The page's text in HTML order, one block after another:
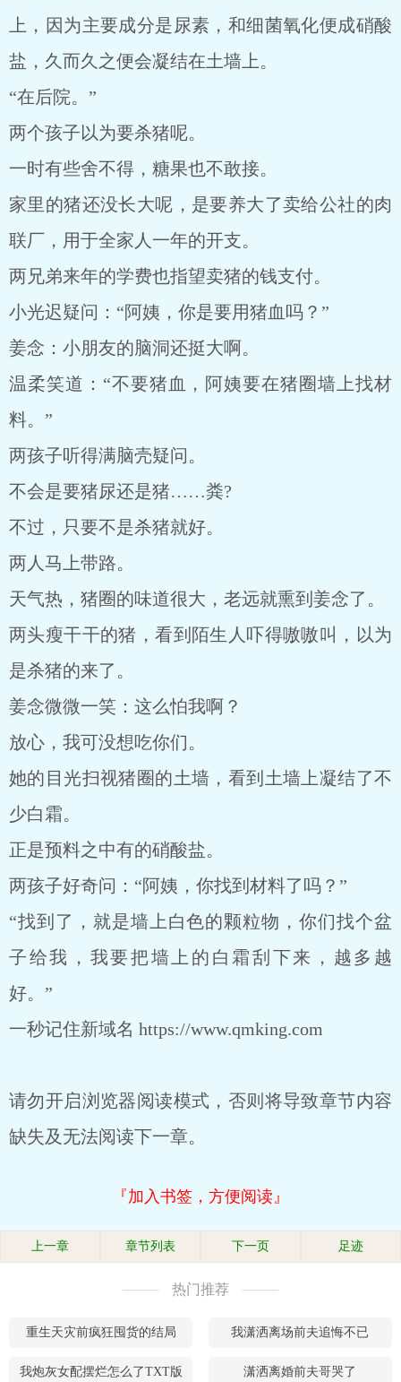
上，因为主要成分是尿素，和细菌氧化便成硝酸
盐，久而久之便会凝结在土墙上。
“在后院。”
两个孩子以为要杀猪呢。
一时有些舍不得，糖果也不敢接。
家里的猪还没长大呢，是要养大了卖给公社的肉
联厂，用于全家人一年的开支。
两兄弟来年的学费也指望卖猪的钱支付。
小光迟疑问：“阿姨，你是要用猪血吗？”
姜念：小朋友的脑洞还挺大啊。
温柔笑道：“不要猪血，阿姨要在猪圈墙上找材
料。”
两孩子听得满脑壳疑问。
不会是要猪尿还是猪……粪?
不过，只要不是杀猪就好。
两人马上带路。
天气热，猪圈的味道很大，老远就熏到姜念了。
两头瘦干干的猪，看到陌生人吓得嗷嗷叫，以为
是杀猪的来了。
姜念微微一笑：这么怕我啊？
放心，我可没想吃你们。
她的目光扫视猪圈的土墙，看到土墙上凝结了不
少白霜。
正是预料之中有的硝酸盐。
两孩子好奇问：“阿姨，你找到材料了吗？”
“找到了，就是墙上白色的颗粒物，你们找个盆
子给我，我要把墙上的白霜刮下来，越多越
好。”
一秒记住新域名 https://www.qmking.com
请勿开启浏览器阅读模式，否则将导致章节内容
缺失及无法阅读下一章。
『加入书签，方便阅读』
上一章 章节列表 下一页 足迹
热门推荐
重生天灾前疯狂囤货的结局 我潇洒离场前夫追悔不已
我炮灰女配摆烂怎么了TXT版 潇洒离婚前夫哥哭了